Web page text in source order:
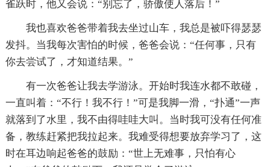
雀跃时，他又会说：“别忘了，骄傲使人落后！”
我也喜欢爸爸带着我去坐过山车，我总是被吓得瑟瑟
发抖。当我每次害怕的时候，爸爸会说：“任何事，只有
你去尝试了，才知道结果。”
有一次爸爸让我去学游泳。开始时我连水都不敢碰，
一直叫着：“不行！我不行！”可是我脚一滑，“扑通”一声
就落到了水里，我不由得哇哇大叫。当时我可没有任何准
备，教练赶紧把我拉起来。我难受得想要放弃学习了，这
时在耳边响起爸爸的鼓励：“世上无难事，只怕有心